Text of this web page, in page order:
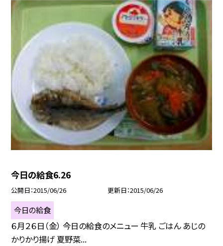
今日の給食6.26
公開日 2015/06/26 更新日 2015/06/26
今日の給食
６月２６日（金） 今日の給食のメニュー 牛乳 ごはん あじの
かりかり揚げ 夏野菜...